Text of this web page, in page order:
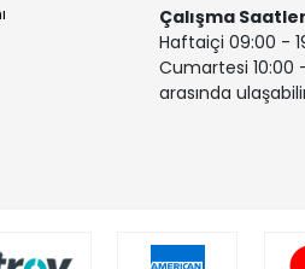
Çalışma
Haftaiçi 09:00 -
Cumartesi 10:00
arasında